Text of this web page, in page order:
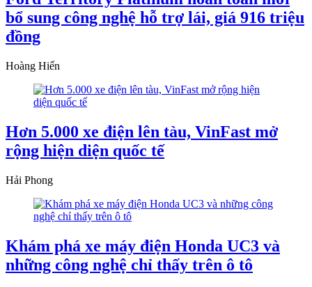
bổ sung công nghệ hỗ trợ lái, giá 916 triệu
đồng
Hoàng Hiển
Hơn 5.000 xe điện lên tàu, VinFast mở
rộng hiện diện quốc tế
Hải Phong
Khám phá xe máy điện Honda UC3 và
những công nghệ chỉ thấy trên ô tô